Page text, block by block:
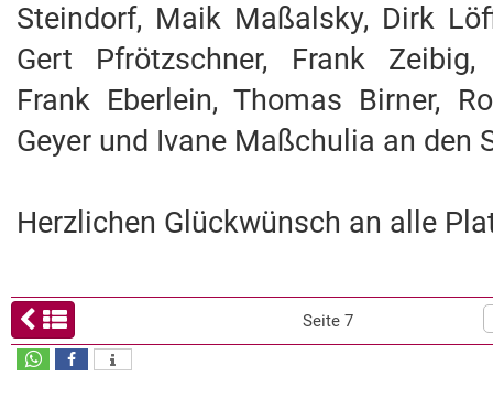
Steindorf, Maik Maßalsky, Dirk
Gert Pfrötzschner, Frank
Frank Eberlein, Thomas Birner,
Geyer und Ivane Maßchulia an den
Herzlichen Glückwünsch an alle
Seite 7